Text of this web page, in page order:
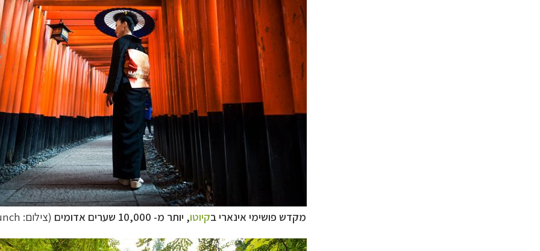
מקדש פושימי אינארי בקיוטו, יותר מ- 10,000 שערים אדומים (צילום: Oneinchpunch)